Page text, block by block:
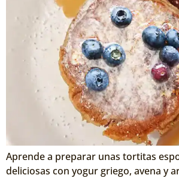
Aprende a preparar unas tortitas
deliciosas con yogur griego, avena y